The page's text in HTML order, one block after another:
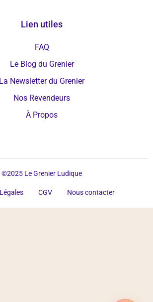
Lien utiles
FAQ
Le Blog du Grenier
La Newsletter du Grenier
Nos Revendeurs
À Propos
©2025 Le Grenier Ludique
CGV Nous contacter